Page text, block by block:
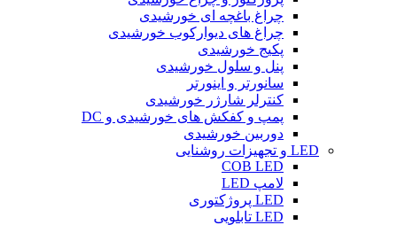
چراغ باغچه ای خورشیدی
چراغ های دیوارکوب خورشیدی
پکیج خورشیدی
پنل و سلول خورشیدی
سانورتر و اینورتر
کنترلر شارژر خورشیدی
پمپ و کفکش های خورشیدی و DC
دوربین خورشیدی
LED و تجهیزات روشنایی
COB LED
لامپ LED
LED پروژکتوری
LED تابلویی